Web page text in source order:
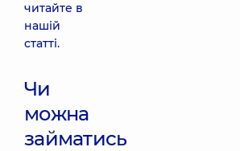
читайте в
нашій
статті.
Чи
можна
займатись